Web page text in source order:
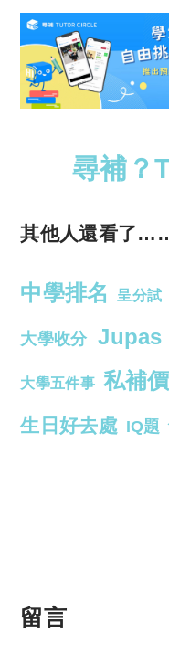
尋補？
其他人還看了
中學排名 呈分試
大學收分 Jupas
大學五件事 私補
生日好去處 IQ題
留言